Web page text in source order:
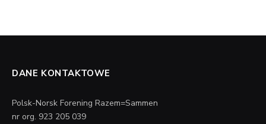
DANE KONTAKTOWE
Polsk-Norsk Forening Razem=Sammen
nr org. 923 205 039